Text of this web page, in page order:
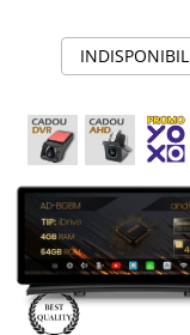
INDISPONIBIL